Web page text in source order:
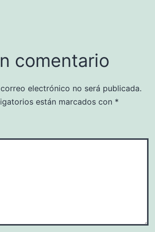
comentario
electrónico no será publicada.
están marcados con *